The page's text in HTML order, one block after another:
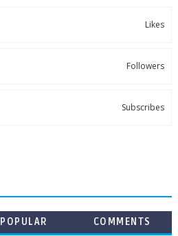
Likes
Followers
Subscribes
POPULAR COMMENTS